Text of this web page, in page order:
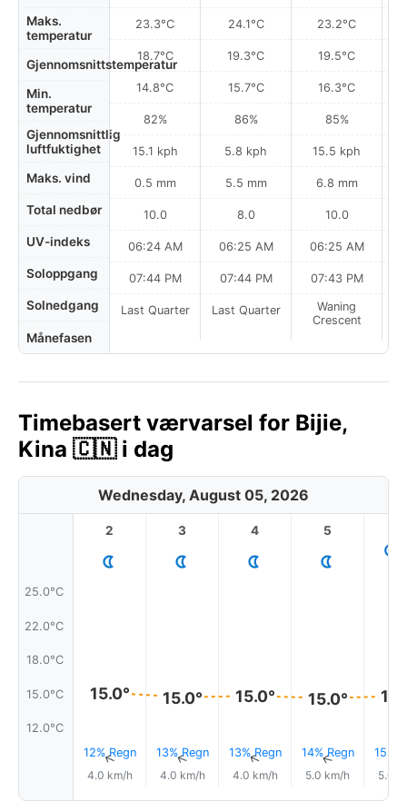
Maks.
temperatur
Gjennomsnittstemperatur
Min.
temperatur
Gjennomsnittlig
luftfuktighet
Maks. vind
Total nedbør
UV-indeks
Soloppgang
Solnedgang
Månefasen
23.3°C
18.7°C
14.8°C
82%
15.1 kph
0.5 mm
10.0
06:24 AM
07:44 PM
Last Quarter
24.1°C
19.3°C
15.7°C
86%
5.8 kph
5.5 mm
8.0
06:25 AM
07:44 PM
Last Quarter
23.2°C
19.5°C
16.3°C
85%
15.5 kph
6.8 mm
10.0
06:25 AM
07:43 PM
Waning
Crescent
Timebasert værvarsel for Bijie,
Kina 🇨🇳 i dag
Wednesday, August 05, 2026
25.0°C
22.0°C
18.0°C
15.0°C
12.0°C
2
15.0°
12% Regn
↑
4.0 km/h
3
15.0°
13% Regn
↑
4.0 km/h
4
15.0°
13% Regn
↑
4.0 km/h
5
15.0°
14% Regn
↑
5.0 km/h
15%
5.0